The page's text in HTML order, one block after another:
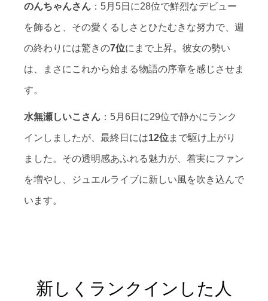
のんちゃんさん ：5月5日に28位で鮮烈なデビュー
を飾ると、その愛くるしさとひたむきな努力で、週
の終わりには驚きの7位にまで上昇。彼女の勢い
は、まさにこれから始まる物語の序章を感じさせま
す。
水無瀬しいこさん ：5月6日に29位で静かにランク
インしましたが、最終日には12位まで駆け上がり
ました。その透明感あふれる魅力が、着実にファン
を増やし、ジュエルライブに新しい風を吹き込んで
います。
新しくランクインした人